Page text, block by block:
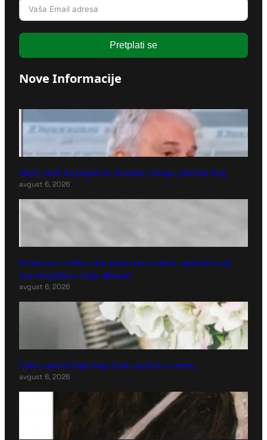
Pretplati se
Nove Informacije
Vlajić tvrdi da pojedine stranke rizikuju politički kraj
avgust 6, 2026
Prišao mu s leđa i dva puta izbo nožem, optužena još
dva tinejdžera „Nije oklevao“
avgust 6, 2026
Četiri sobne biljke koje čiste vazduh u domu
avgust 6, 2026